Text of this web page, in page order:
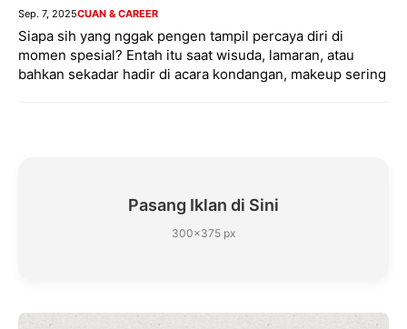
Sep. 7, 2025CUAN & CAREER
Siapa sih yang nggak pengen tampil percaya diri di
momen spesial? Entah itu saat wisuda, lamaran, atau
bahkan sekadar hadir di acara kondangan, makeup sering
Pasang Iklan di Sini
300×375 px